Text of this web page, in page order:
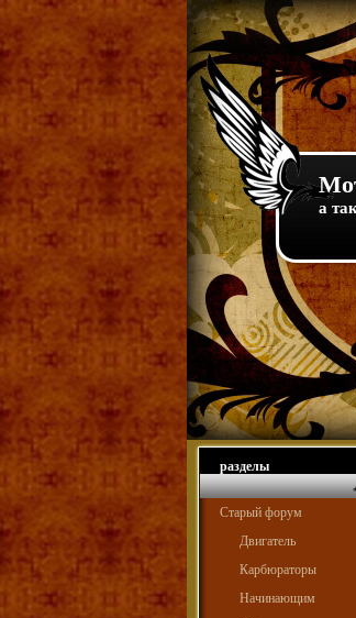
а
разделы
Старый форум
Двигатель
Карбюраторы
Начинающим